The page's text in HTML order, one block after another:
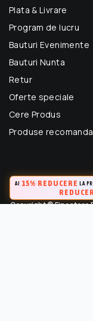
Plata & Livrare
Program de lucru
Bauturi Evenimente
Bauturi Nunta
Retur
Oferte speciale
Cere Produs
Produse
Copyright © Finestore
AI 15% REDUCERE LA